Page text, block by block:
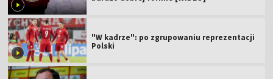
"W kadrze": po zgrupowaniu reprezentacji
Polski